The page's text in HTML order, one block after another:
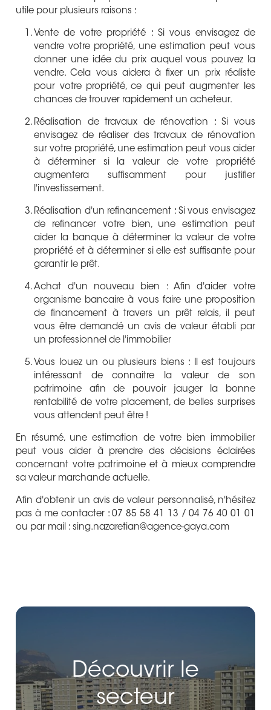
utile pour plusieurs raisons :
Vente de votre propriété : Si vous envisagez de
vendre votre propriété, une estimation peut vous
donner une idée du prix auquel vous pouvez la
vendre. Cela vous aidera à fixer un prix réaliste
pour votre propriété, ce qui peut augmenter les
chances de trouver rapidement un acheteur.
Réalisation de travaux de rénovation : Si vous
envisagez de réaliser des travaux de rénovation
sur votre propriété, une estimation peut vous aider
à déterminer si la valeur de votre propriété
augmentera suffisamment pour justifier
l'investissement.
Réalisation d'un refinancement : Si vous envisagez
de refinancer votre bien, une estimation peut
aider la banque à déterminer la valeur de votre
propriété et à déterminer si elle est suffisante pour
garantir le prêt.
Achat d'un nouveau bien : Afin d'aider votre
organisme bancaire à vous faire une proposition
de financement à travers un prêt relais, il peut
vous être demandé un avis de valeur établi par
un professionnel de l'immobilier
Vous louez un ou plusieurs biens : Il est toujours
intéressant de connaitre la valeur de son
patrimoine afin de pouvoir jauger la bonne
rentabilité de votre placement, de belles surprises
vous attendent peut être !
En résumé, une estimation de votre bien immobilier
peut vous aider à prendre des décisions éclairées
concernant votre patrimoine et à mieux comprendre
sa valeur marchande actuelle.
Afin d'obtenir un avis de valeur personnalisé, n'hésitez
pas à me contacter : 07 85 58 41 13 / 04 76 40 01 01
ou par mail : sing.nazaretian@agence-gaya.com
Découvrir le
secteur